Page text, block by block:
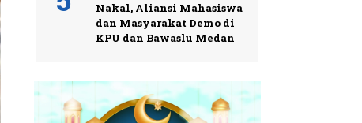
Nakal, Aliansi Mahasiswa
dan Masyarakat Demo di
KPU dan Bawaslu Medan